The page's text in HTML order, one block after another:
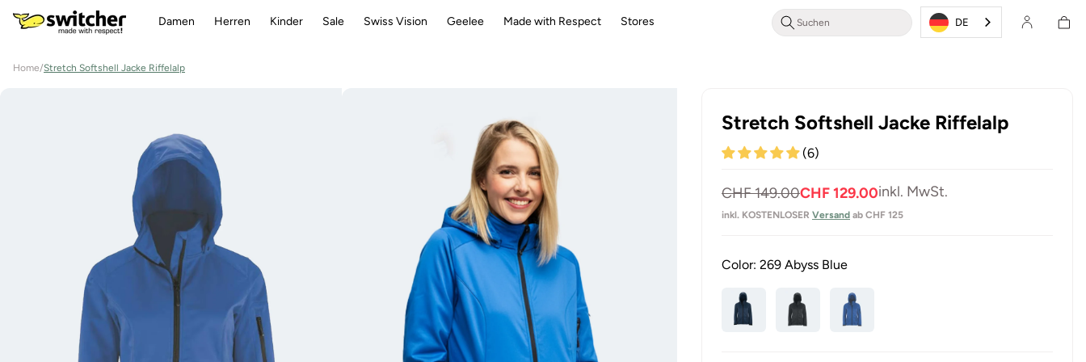
zum
Inhalt
Damen Herren Kinder Sale Swiss Vision Geelee Made with Respect Stores DE Login/Registrieren
Home/Stretch Softshell Jacke Riffelalp
Stretch Softshell Jacke Riffelalp
(6)
Normaler
Preis
CHF 149.00
VerkaufspreisCHF 129.00inkl. MwSt.
inkl. KOSTENLOSER Versand ab CHF 125
Color: 269 Abyss Blue